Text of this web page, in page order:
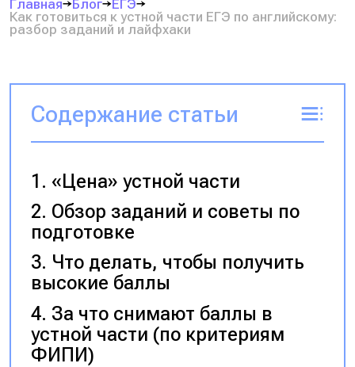
Главная Блог
ЕГЭ
Как готовиться к устной части ЕГЭ по английскому:
разбор заданий и лайфхаки
Содержание статьи
«Цена» устной части
Обзор заданий и советы по
подготовке
Что делать, чтобы получить
высокие баллы
За что снимают баллы в
устной части (по критериям
ФИПИ)